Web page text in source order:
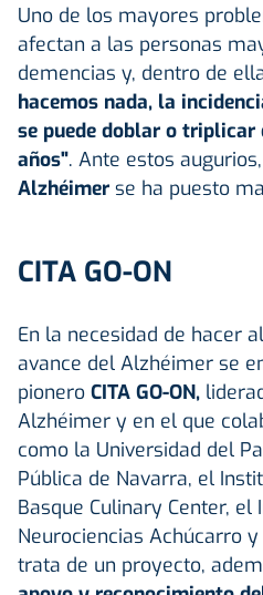
Uno de los mayores
afectan a las personas
demencias y, dentro de
hacemos nada, la
se puede doblar o
años". Ante estos
Alzhéimer se ha puesto
CITA GO-ON
En la necesidad de hacer
avance del Alzhéimer se
pionero CITA GO-ON,
Alzhéimer y en el que
como la Universidad del
Pública de Navarra, el
Basque Culinary Center, el
Neurociencias Achúcarro
trata de un proyecto,